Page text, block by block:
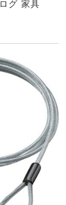
グ 家具